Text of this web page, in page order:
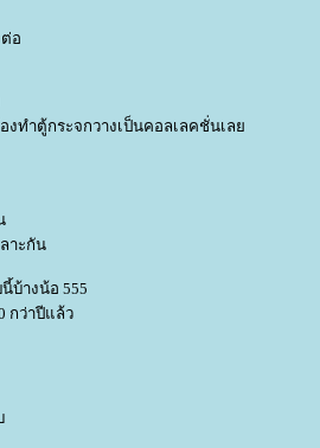
อ
ทำตู้กระจกวางเป็นคอลเลคชั่นเล
าะกัน
บ้างน้อ 555
กว่าปีแล้ว